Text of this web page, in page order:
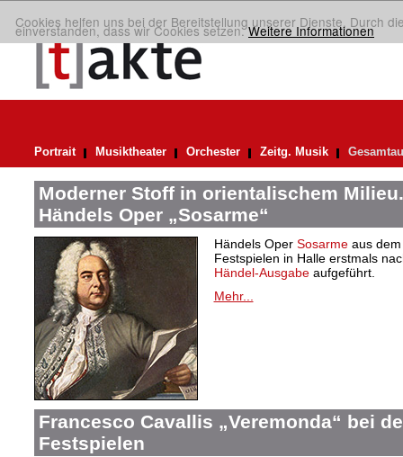
Cookies helfen uns bei der Bereitstellung unserer Dienste. Durch
einverstanden, dass wir Cookies setzen.Weitere Informationen
Portrait Musiktheater Orchester Zeitg. Musik
Moderner Stoff in orientalischem
Händels Oper „Sosarme“
Händels Oper Sosarmeaus dem
Festspielen in Halle erstmals
Händel-Ausgabeaufgeführt.
Mehr...
Francesco Cavallis „Veremonda“ bei
Festspielen